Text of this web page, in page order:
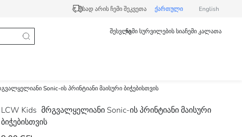
სად არის ჩემი შეკვეთა ქართული English
შესვლაჩემი სურვილების სიაჩემი კალათა
Sonic-ის პრინტიანი მაისური ბიჭებისთვის
LCW Kids მრგვალყელიანი Sonic-ის პრინტიანი მაისური
ბიჭებისთვის